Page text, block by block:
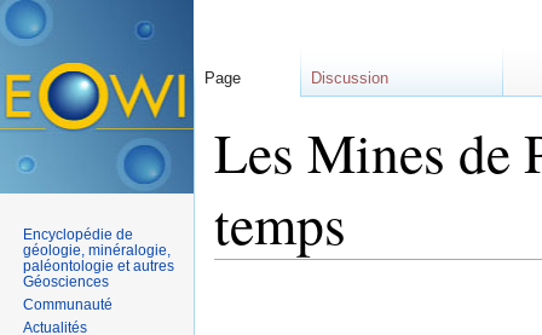
Les Mines de
temps
Page Discussion
Encyclopédie de
géologie, minéralogie,
paléontologie et autres
Géosciences
Communauté
Actualités